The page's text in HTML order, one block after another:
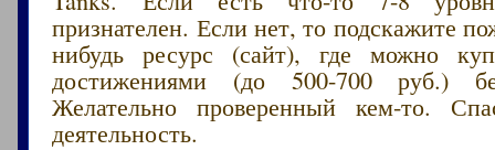
признателен. Если нет, то подскажите
нибудь ресурс (сайт), где можно
достижениями (до 500-700 руб.)
Желательно проверенный кем-то.
деятельность.